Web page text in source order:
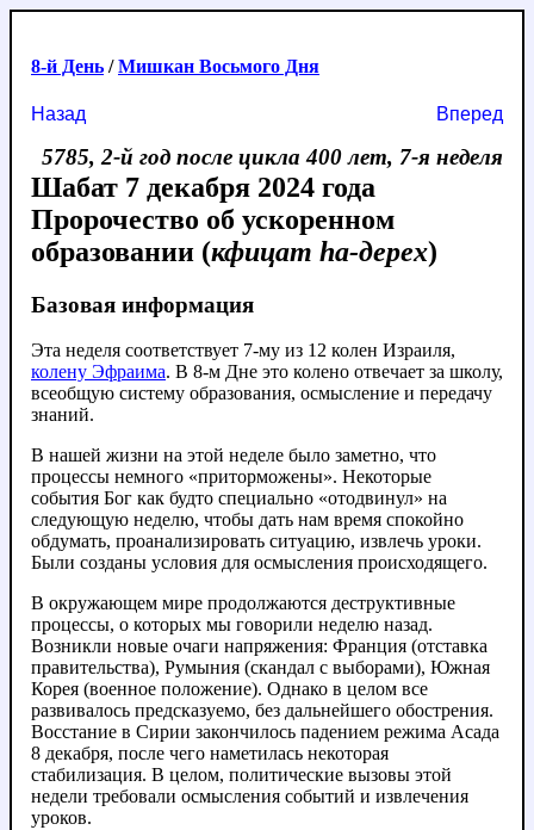
8-й День /Мишкан Восьмого Дня
Назад Вперед
5785, 2-й год после цикла 400 лет, 7-я неделя
Шабат 7 декабря 2024 года
Пророчество об ускоренном
образовании (кфицат hа-дерех)
Базовая информация
Эта неделя соответствует 7-му из 12 колен Израиля,
колену Эфраима. В 8-м Дне это колено отвечает за школу,
всеобщую систему образования, осмысление и передачу
знаний.
В нашей жизни на этой неделе было заметно, что
процессы немного «приторможены». Некоторые
события Бог как будто специально «отодвинул» на
следующую неделю, чтобы дать нам время спокойно
обдумать, проанализировать ситуацию, извлечь уроки.
Были созданы условия для осмысления происходящего.
В окружающем мире продолжаются деструктивные
процессы, о которых мы говорили неделю назад.
Возникли новые очаги напряжения: Франция (отставка
правительства), Румыния (скандал с выборами), Южная
Корея (военное положение). Однако в целом все
развивалось предсказуемо, без дальнейшего обострения.
Восстание в Сирии закончилось падением режима Асада
8 декабря, после чего наметилась некоторая
стабилизация. В целом, политические вызовы этой
недели требовали осмысления событий и извлечения
уроков.